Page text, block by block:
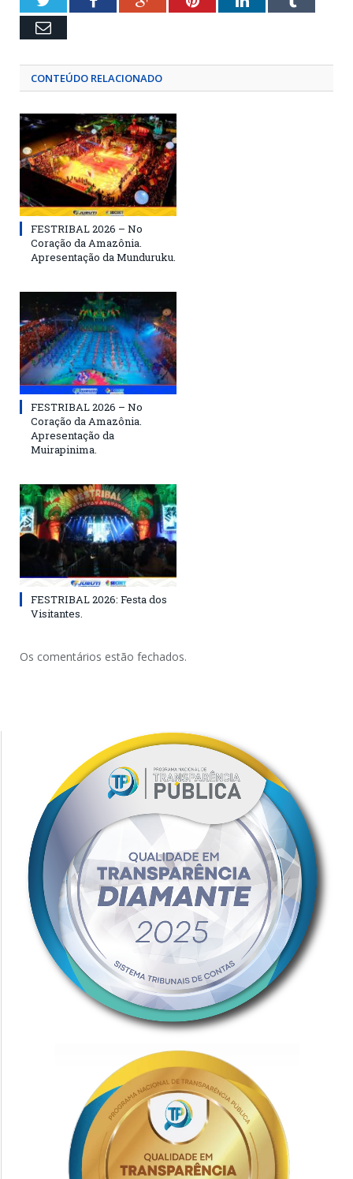
Email
CONTEÚDO RELACIONADO
FESTRIBAL 2026 – No
Coração da Amazônia.
Apresentação da Munduruku.
FESTRIBAL 2026 – No
Coração da Amazônia.
Apresentação da
Muirapinima.
FESTRIBAL 2026: Festa dos
Visitantes.
Os comentários estão fechados.